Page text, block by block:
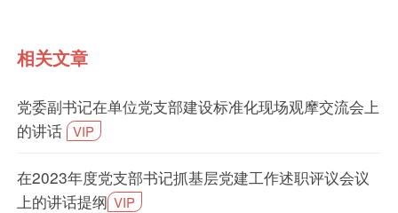
相关文章
党委副书记在单位党支部建设标准化现场观摩交流会上
的讲话 VIP
在2023年度党支部书记抓基层党建工作述职评议会议
上的讲话提纲 VIP